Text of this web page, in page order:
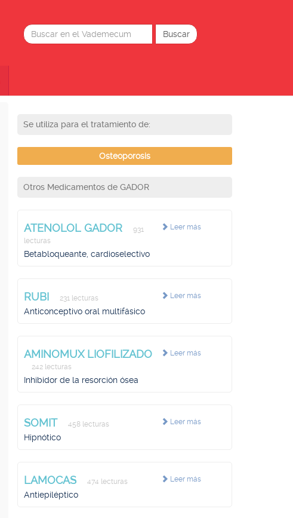
Se utiliza para el tratamiento de:
Osteoporosis
Otros Medicamentos de GADOR
Leer más
ATENOLOL GADOR
931
lecturas
Betabloqueante, cardioselectivo
Leer más
RUBI 231 lecturas
Anticonceptivo oral multifásico
Leer más
AMINOMUX LIOFILIZADO
242 lecturas
Inhibidor de la resorción ósea
Leer más
SOMIT 458 lecturas
Hipnótico
Leer más
LAMOCAS 474 lecturas
Antiepiléptico